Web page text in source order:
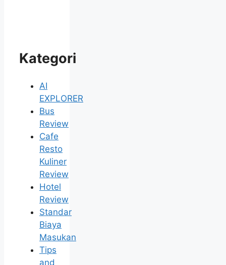
Kategori
AI
EXPLORER
Bus
Review
Cafe
Resto
Kuliner
Review
Hotel
Review
Standar
Biaya
Masukan
Tips
and